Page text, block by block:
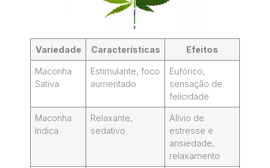
Variedade Características Efeitos
Maconha
Sativa
Estimulante, foco
aumentado
Eufórico,
sensação de
felicidade
Maconha
Indica
Relaxante,
sedativo
Alívio de
estresse e
ansiedade,
relaxamento